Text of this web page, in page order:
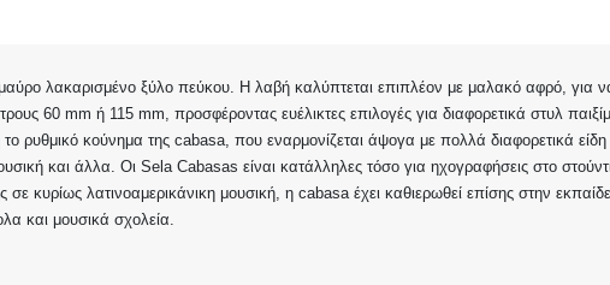
λακαρισμένο ξύλο πεύκου. Η λαβή καλύπτεται επιπλέον με μαλακό αφρό, για να
60 mm ή 115 mm, προσφέροντας ευέλικτες επιλογές για διαφορετικά στυλ
ρυθμικό κούνημα της cabasa, που εναρμονίζεται άψογα με πολλά διαφορετικά
και άλλα. Οι Sela Cabasas είναι κατάλληλες τόσο για ηχογραφήσεις στο
κυρίως λατινοαμερικάνικη μουσική, η cabasa έχει καθιερωθεί επίσης στην
και μουσικά σχολεία.